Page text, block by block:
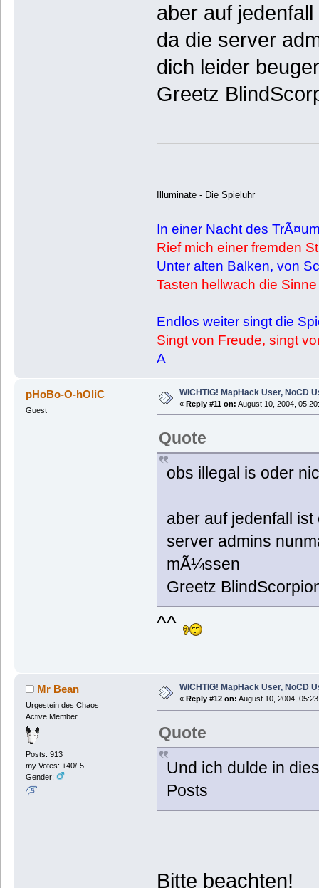
aber auf
da die server
dich leider
Greetz
Illuminate - Die Spieluhr
In einer Nacht des
Rief mich einer fremden
Unter alten Balken, von
Tasten hellwach die
Endlos weiter singt die
Singt von Freude, singt
A
pHoBo-O-hOliC
Guest
WICHTIG! MapHack User, NoCD
« Reply #11 on: August 10, 2004,
Quote
obs illegal is oder
aber auf jedenfall
server admins
mÃ¼ssen
Greetz
^^
Mr Bean
Urgestein des Chaos
Active Member
Posts: 913
my Votes: +40/-5
Gender:
WICHTIG! MapHack User, NoCD
« Reply #12 on: August 10, 2004,
Quote
Und ich dulde in
Posts
Bitte beachten!